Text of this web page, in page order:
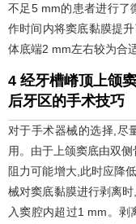
不足5 mm的患者进行了
作时间内将窦底黏膜提
体底端2 mm左右较为合适
4 经牙槽嵴顶上颌
后牙区的手术技巧
对于手术器械的选择,尽
用。由于上颌窦底由双
阻力可能增大,此时应降
械对窦底黏膜进行剥离
入窦腔内超过1 mm。